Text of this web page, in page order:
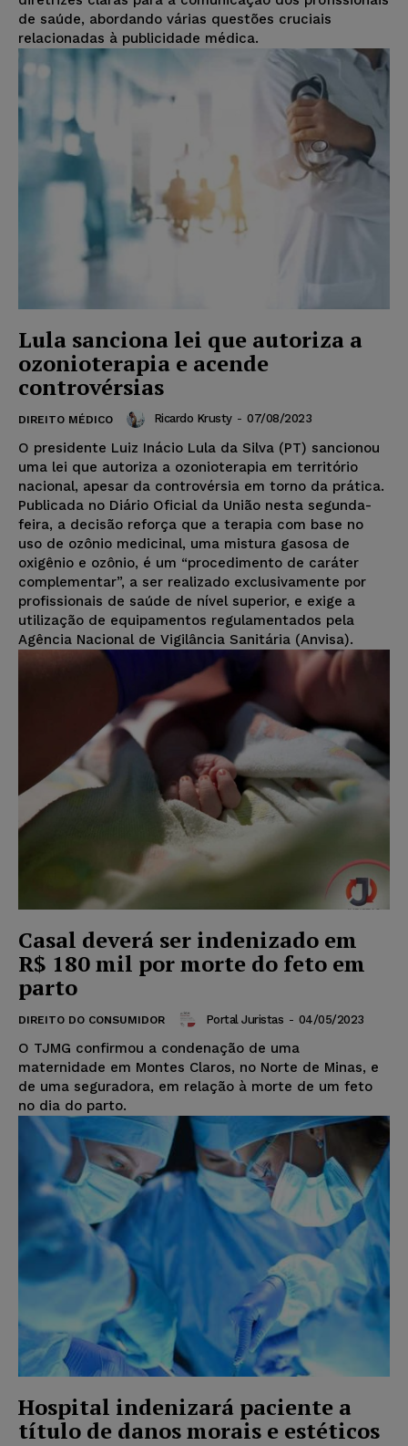
de saúde, abordando várias questões cruciais
relacionadas à publicidade médica.
Lula sanciona lei que autoriza a
ozonioterapia e acende
controvérsias
DIREITO MÉDICO Ricardo Krusty - 07/08/2023
O presidente Luiz Inácio Lula da Silva (PT) sancionou
uma lei que autoriza a ozonioterapia em território
nacional, apesar da controvérsia em torno da prática.
Publicada no Diário Oficial da União nesta segunda-
feira, a decisão reforça que a terapia com base no
uso de ozônio medicinal, uma mistura gasosa de
oxigênio e ozônio, é um “procedimento de caráter
complementar”, a ser realizado exclusivamente por
profissionais de saúde de nível superior, e exige a
utilização de equipamentos regulamentados pela
Agência Nacional de Vigilância Sanitária (Anvisa).
Casal deverá ser indenizado em
R$ 180 mil por morte do feto em
parto
DIREITO DO CONSUMIDOR Portal Juristas - 04/05/2023
O TJMG confirmou a condenação de uma
maternidade em Montes Claros, no Norte de Minas, e
de uma seguradora, em relação à morte de um feto
no dia do parto.
Hospital indenizará paciente a
título de danos morais e estéticos